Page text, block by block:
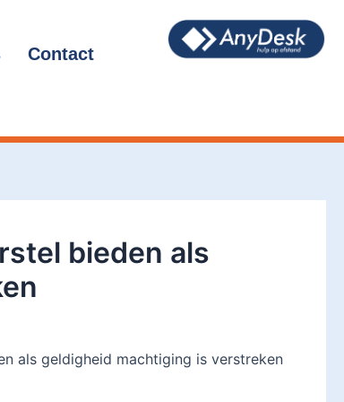
Contact
bieden als
als geldigheid machtiging is verstreken